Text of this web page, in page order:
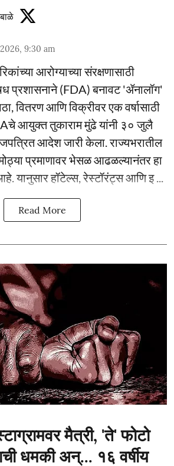
9:30 am
आरोग्याच्या संरक्षणासाठी
प्रशासनाने (FDA) बनावट 'ॲनालॉग'
वितरण आणि विक्रीवर एक वर्षासाठी
आयुक्त तुकाराम मुंढे यांनी ३० जुलै
आदेश जारी केला. राज्यभरातील
प्रमाणावर भेसळ आढळल्यानंतर हा
यानुसार हॉटेल्स, रेस्टॉरंट्स आणि इ ...
Read More
मैत्री, 'ते' फोटो
धमकी अन्... १६ वर्षीय